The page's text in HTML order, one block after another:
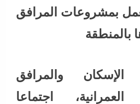
بمشروعات المرافق
بالمنطقة
والمرافق
العمرانية، اجتماعا